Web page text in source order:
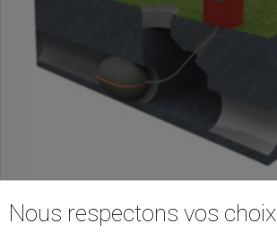
Nous respectons vos choix